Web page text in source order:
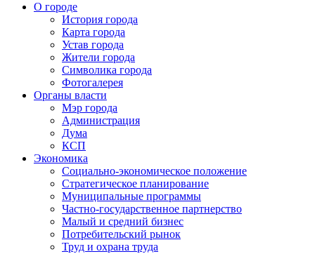
О городе
История города
Карта города
Устав города
Жители города
Символика города
Фотогалерея
Органы власти
Мэр города
Администрация
Дума
КСП
Экономика
Социально-экономическое положение
Стратегическое планирование
Муниципальные программы
Частно-государственное партнерство
Малый и средний бизнес
Потребительский рынок
Труд и охрана труда